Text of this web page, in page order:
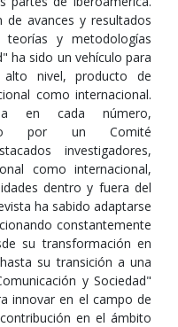
avances y resultados
y metodologías
ha sido un vehículo para
nivel, producto de
como internacional.
en cada número,
por un Comité
investigadores,
como internacional,
dentro y fuera del
ha sabido adaptarse
constantemente
su transformación en
su transición a una
y Sociedad"
innovar en el campo de
en el ámbito